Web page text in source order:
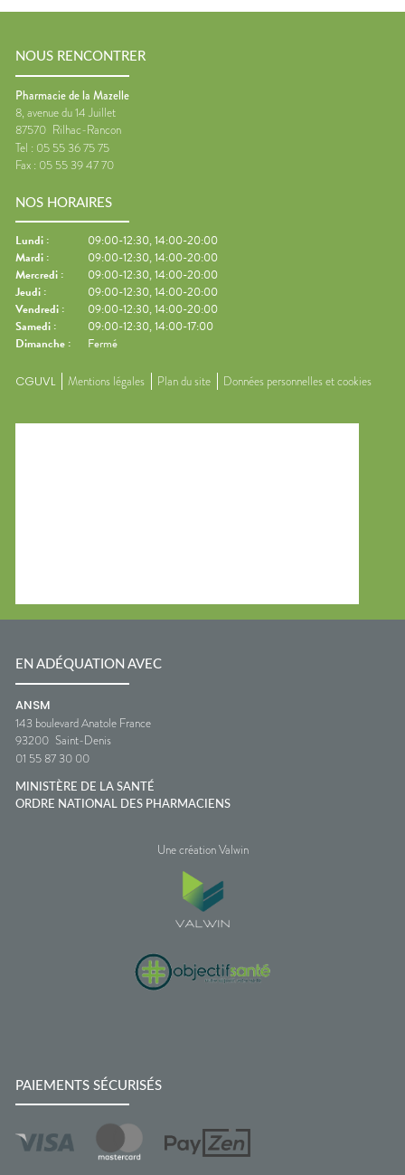
NOUS RENCONTRER
Pharmacie de la Mazelle
8, avenue du 14 Juillet
87570 Rilhac-Rancon
Tel : 05 55 36 75 75
Fax : 05 55 39 47 70
NOS HORAIRES
Lundi :
09:00-12:30, 14:00-20:00
Mardi :
09:00-12:30, 14:00-20:00
Mercredi :
09:00-12:30, 14:00-20:00
Jeudi :
09:00-12:30, 14:00-20:00
Vendredi :
09:00-12:30, 14:00-20:00
Samedi :
09:00-12:30, 14:00-17:00
Dimanche : Fermé
CGUVL Mentions légales Plan du site Données personnelles et cookies
EN ADÉQUATION AVEC
ANSM
143 boulevard Anatole France
93200 Saint-Denis
01 55 87 30 00
MINISTÈRE DE LA SANTÉ
ORDRE NATIONAL DES PHARMACIENS
Une création Valwin
PAIEMENTS SÉCURISÉS